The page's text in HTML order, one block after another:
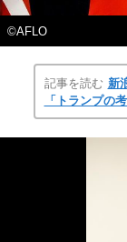
©AFLO
記事を読む 新
「トランプの